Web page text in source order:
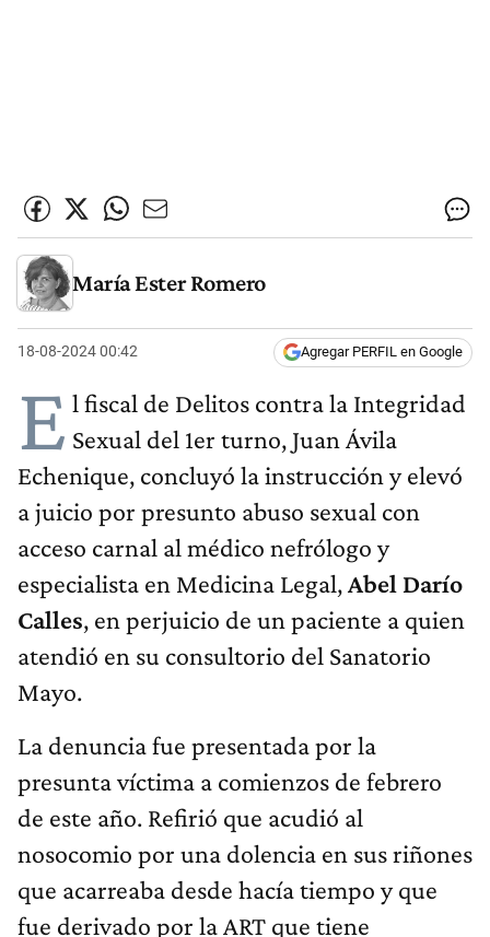
María Ester Romero
18-08-2024 00:42 Agregar PERFIL en Google
E l fiscal de Delitos contra la Integridad
Sexual del 1er turno, Juan Ávila
Echenique, concluyó la instrucción y elevó
a juicio por presunto abuso sexual con
acceso carnal al médico nefrólogo y
especialista en Medicina Legal,Abel Darío
Calles, en perjuicio de un paciente a quien
atendió en su consultorio del Sanatorio
Mayo.
La denuncia fue presentada por la
presunta víctima a comienzos de febrero
de este año. Refirió que acudió al
nosocomio por una dolencia en sus riñones
que acarreaba desde hacía tiempo y que
fue derivado por la ART que tiene